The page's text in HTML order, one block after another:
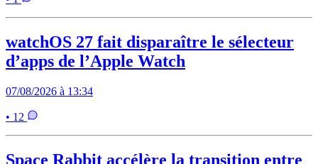
watchOS 27 fait disparaître le sélecteur
d’apps de l’Apple Watch
07/08/2026 à 13:34
• 12
Space Rabbit accélère la transition entre